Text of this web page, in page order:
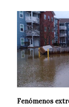
Fenómenos